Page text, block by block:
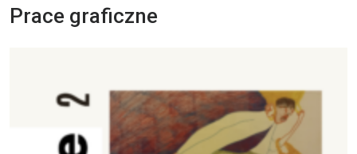
Prace graficzne